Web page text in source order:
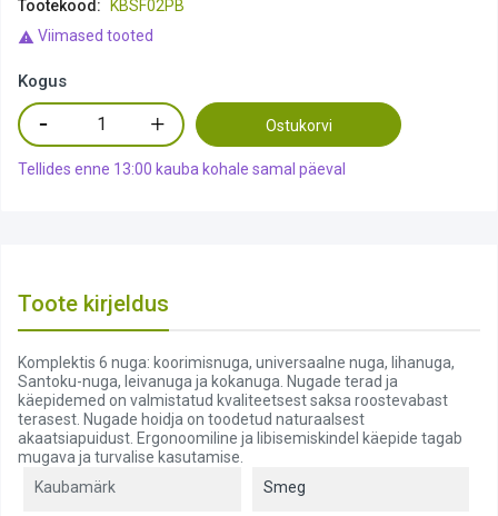
Tootekood: KBSF02PB
 Viimased tooted
Kogus
Ostukorvi
Tellides enne 13:00 kauba kohale samal päeval
Toote kirjeldus
Komplektis 6 nuga: koorimisnuga, universaalne nuga, lihanuga,
Santoku-nuga, leivanuga ja kokanuga. Nugade terad ja
käepidemed on valmistatud kvaliteetsest saksa roostevabast
terasest. Nugade hoidja on toodetud naturaalsest
akaatsiapuidust. Ergonoomiline ja libisemiskindel käepide tagab
mugava ja turvalise kasutamise.
Kaubamärk
Smeg